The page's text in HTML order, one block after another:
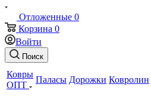
Отложенные 0
Корзина 0
Войти
Поиск
Ковры
ОПТ
Паласы Дорожки Ковролин